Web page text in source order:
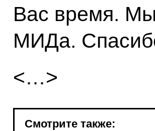
Вас время.
МИДа.
<…>
Смотрите также: